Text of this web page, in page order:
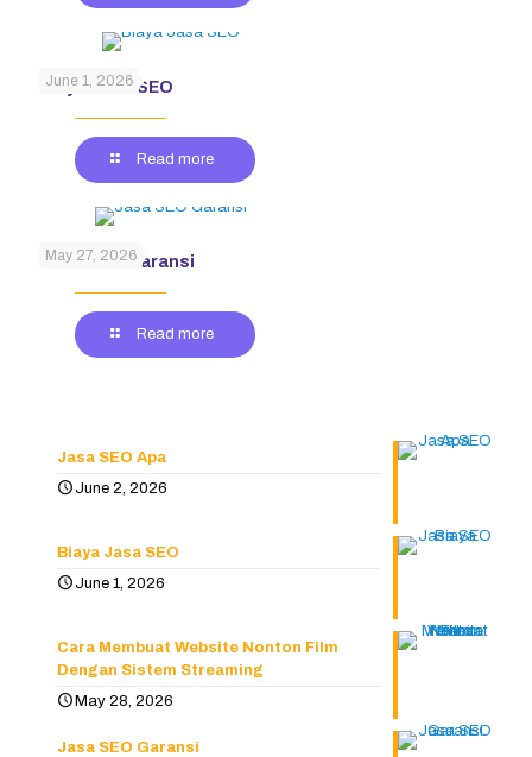
June 1, 2026
Biaya Jasa SEO
Read more
May 27, 2026
Jasa SEO Garansi
Read more
Jasa SEO Apa
June 2, 2026
Biaya Jasa SEO
June 1, 2026
Cara Membuat Website Nonton Film
Dengan Sistem Streaming
May 28, 2026
Jasa SEO Garansi